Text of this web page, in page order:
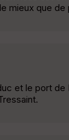
mieux que
et le port de